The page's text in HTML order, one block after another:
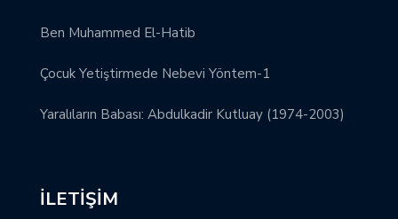
Ben Muhammed El-Hatib
Çocuk Yetiştirmede Nebevi Yöntem-1
Yaralıların Babası: Abdulkadir Kutluay (1974-2003)
İLETIŞIM